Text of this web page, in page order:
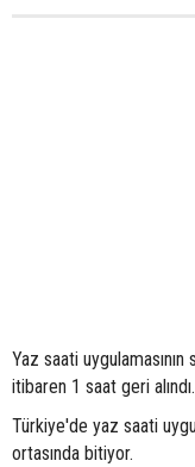
Yaz saati
itibaren 1 saat geri alındı.
Türkiye'de yaz saati
ortasında bitiyor.